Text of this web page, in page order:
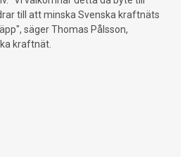
till att minska Svenska kraftnäts
säger Thomas Pålsson,
kraftnät.